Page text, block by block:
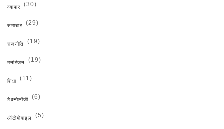
व्यापार (30)
समाचार (29)
राजनीति (19)
मनोरंजन (19)
शिक्षा (11)
टेक्नोलॉजी (6)
ऑटोमोबाइल (5)